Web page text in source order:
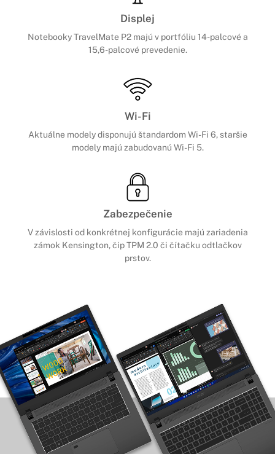
Displej
Notebooky TravelMate P2 majú v portfóliu 14-palcové a
15,6-palcové prevedenie.
Wi-Fi
Aktuálne modely disponujú štandardom Wi-Fi 6, staršie
modely majú zabudovanú Wi-Fi 5.
Zabezpečenie
V závislosti od konkrétnej konfigurácie majú zariadenia
zámok Kensington, čip TPM 2.0 či čítačku odtlačkov
prstov.